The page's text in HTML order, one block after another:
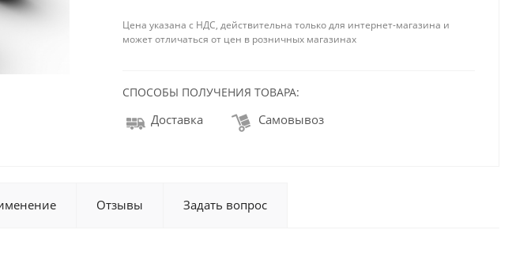
Цена указана с НДС, действительна только для интернет-магазина и
может отличаться от цен в розничных магазинах
СПОСОБЫ ПОЛУЧЕНИЯ ТОВАРА:
Доставка Самовывоз
Отзывы Задать вопрос